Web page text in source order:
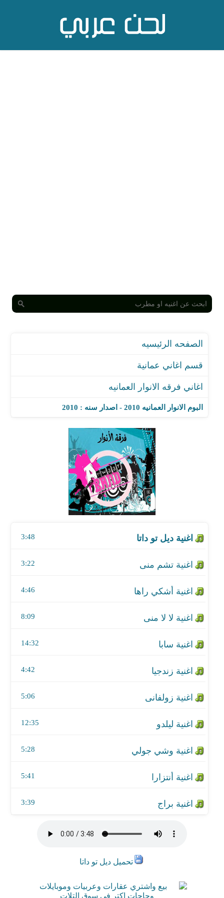
قسم اغاني عمانية
البوم الانوار العمانيه 2010 - اصدار سنه : 2010
اغنية ديل تو داتا
3:48
اغنية تشم منى
3:22
اغنية أشكي راها
4:46
اغنية لا لا منى
8:09
اغنية سابا
14:32
4:42
5:06
12:35
5:28
اغنية أنتزارا
5:41
اغنية براج
3:39
تحميل ديل تو داتا